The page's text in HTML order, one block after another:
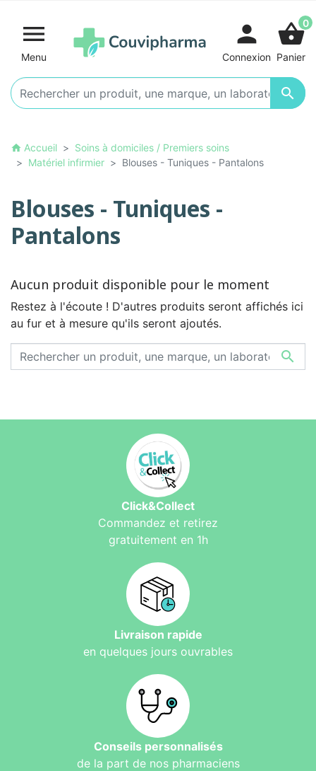

Menu

person
Connexion
shopping_basket0
Panier
home Accueil
Soins à domiciles / Premiers soins
Matériel infirmier
Blouses - Tuniques - Pantalons
Blouses - Tuniques -
Pantalons
Aucun produit disponible pour le moment
Restez à l'écoute ! D'autres produits seront affichés ici
au fur et à mesure qu'ils seront ajoutés.

Click&Collect
Commandez et retirez
gratuitement en 1h
Livraison rapide
en quelques jours ouvrables
Conseils personnalisés
de la part de nos pharmaciens